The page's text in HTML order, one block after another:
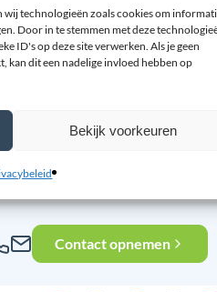
technologieën zoals cookies om
Door in te stemmen met deze
ID's op deze site verwerken. Als je geen
kan dit een nadelige invloed hebben op
Bekijk voorkeuren
. Ze kunnen leiden tot minder pijn,
over het algemeen weinig tot
Contact opnemen